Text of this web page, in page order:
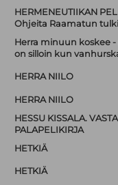
HERMENEUTIIKAN
Ohjeita Raamatun
Herra minuun koskee -
on silloin kun
HERRA NIILO
HERRA NIILO
HESSU KISSALA.
PALAPELIKIRJA
HETKIÄ
HETKIÄ